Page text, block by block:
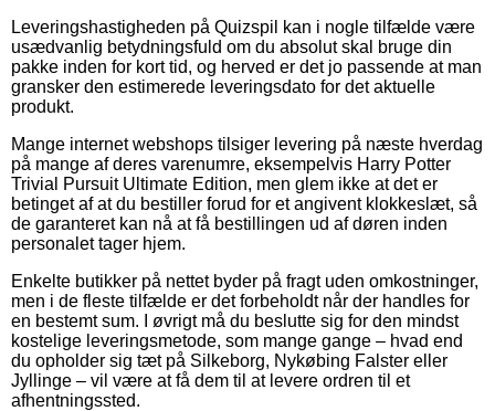
Leveringshastigheden på Quizspil kan i nogle tilfælde være
usædvanlig betydningsfuld om du absolut skal bruge din
pakke inden for kort tid, og herved er det jo passende at man
gransker den estimerede leveringsdato for det aktuelle
produkt.
Mange internet webshops tilsiger levering på næste hverdag
på mange af deres varenumre, eksempelvis Harry Potter
Trivial Pursuit Ultimate Edition, men glem ikke at det er
betinget af at du bestiller forud for et angivent klokkeslæt, så
de garanteret kan nå at få bestillingen ud af døren inden
personalet tager hjem.
Enkelte butikker på nettet byder på fragt uden omkostninger,
men i de fleste tilfælde er det forbeholdt når der handles for
en bestemt sum. I øvrigt må du beslutte sig for den mindst
kostelige leveringsmetode, som mange gange – hvad end
du opholder sig tæt på Silkeborg, Nykøbing Falster eller
Jyllinge – vil være at få dem til at levere ordren til et
afhentningssted.